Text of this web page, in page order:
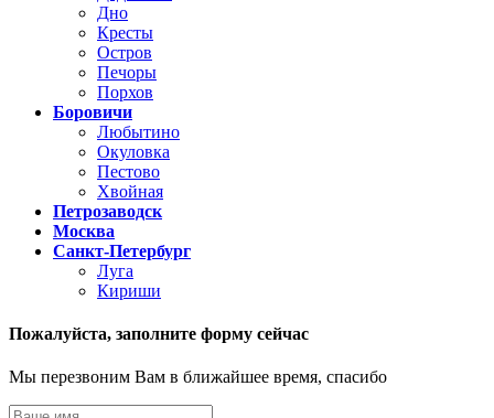
Дно
Кресты
Остров
Печоры
Порхов
Боровичи
Любытино
Окуловка
Пестово
Хвойная
Петрозаводск
Москва
Санкт-Петербург
Луга
Кириши
Пожалуйста, заполните форму сейчас
Мы перезвоним Вам в ближайшее время, спасибо